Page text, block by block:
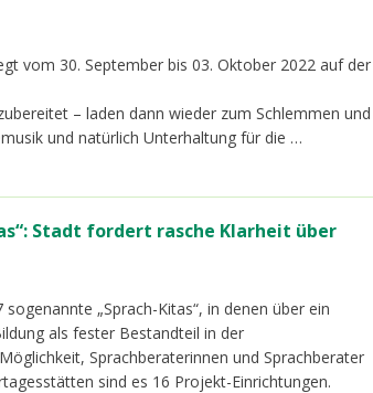
vom 30. September bis 03. Oktober 2022 auf der
– laden dann wieder zum Schlemmen und
und natürlich Unterhaltung für die …
Stadt fordert rasche Klarheit über
„Sprach-Kitas“, in denen über ein
als fester Bestandteil in der
Sprachberaterinnen und Sprachberater
sind es 16 Projekt-Einrichtungen.